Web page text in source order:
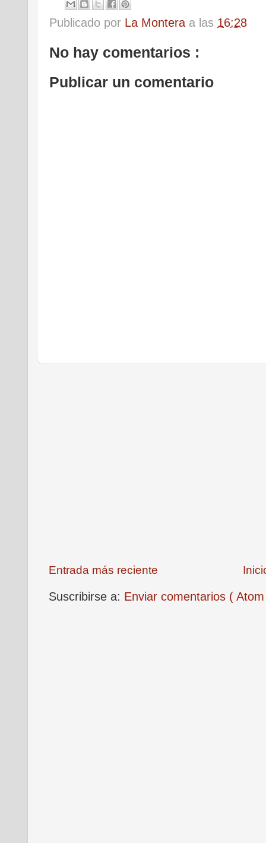
Publicado por La Montera a las 16:28
No hay comentarios :
Publicar un comentario
Entrada más reciente
Suscribirse a: Enviar comentarios (